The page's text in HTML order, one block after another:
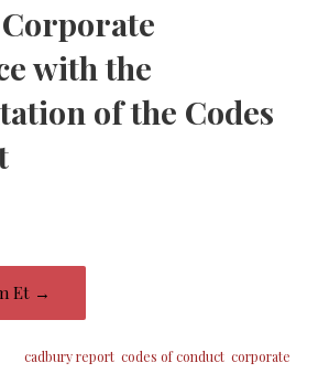
with the
of the Codes
Et →
cadbury report, codes of conduct, corporate